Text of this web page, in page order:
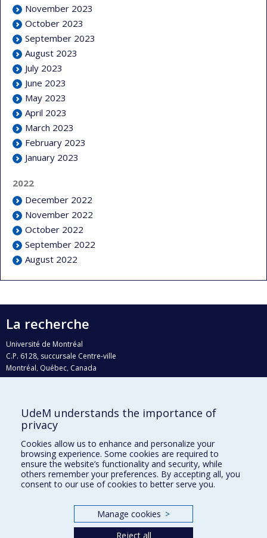
November 2023
October 2023
September 2023
August 2023
July 2023
June 2023
May 2023
April 2023
March 2023
February 2023
January 2023
2022
December 2022
November 2022
October 2022
September 2022
August 2022
La recherche
Université de Montréal
C.P. 6128, succursale Centre-ville
Montréal, Québec, Canada
H3C 3J7
Qui fait quoi?
Nous trouver
Plan du site
Accessibilité
UdeM understands the importance of
privacy
Cookies allow us to enhance and personalize your
browsing experience. Some cookies are required to
ensure the website’s functionality and security, while
others remember your preferences. By accepting all, you
consent to our use of cookies to better serve you.
Manage cookies >
Reject all